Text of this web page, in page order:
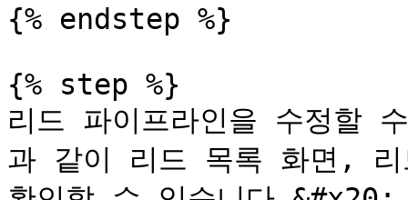
{% endstep %}
{% step %}
리드 파이프라인을 수정할
과 같이 리드 목록 화면,